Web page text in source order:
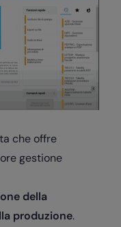
che offre
gestione
della
produzione.